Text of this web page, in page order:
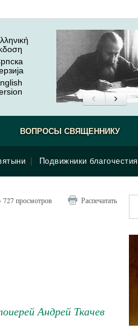
Подвижники благочестия
ВОПРОСЫ СВЯЩЕННИКУ
727 просмотров Распечатать
Андрей Ткачев